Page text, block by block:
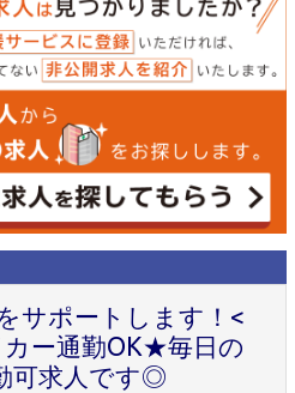
サポートします！<
ー通勤OK★毎日の
可求人です◎